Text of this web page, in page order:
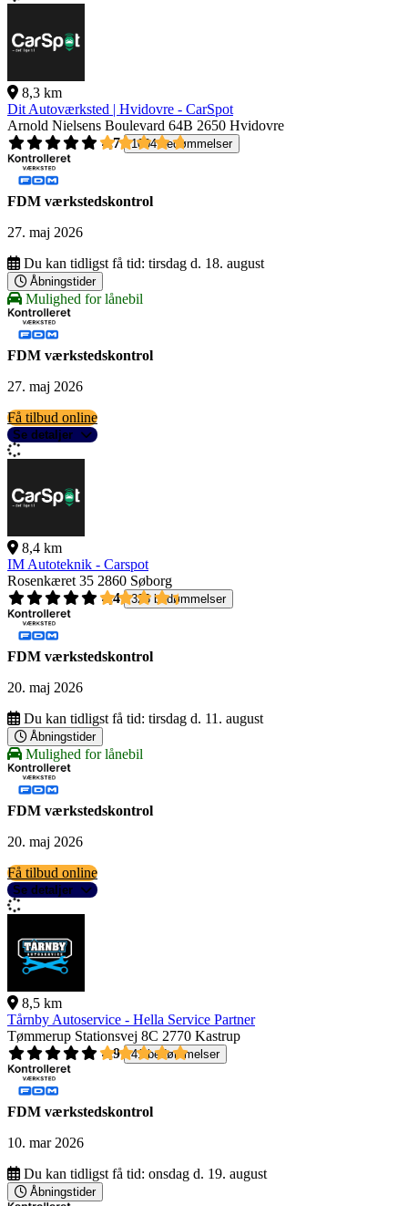
8,3 km
Dit Autoværksted | Hvidovre - CarSpot
Arnold Nielsens Boulevard 64B 2650 Hvidovre
4,7
1004 bedømmelser
FDM værkstedskontrol
27. maj 2026
Du kan tidligst få tid: tirsdag d. 18. august
Åbningstider
Mulighed for lånebil
FDM værkstedskontrol
27. maj 2026
Få tilbud online
Se detaljer
8,4 km
IM Autoteknik - Carspot
Rosenkæret 35 2860 Søborg
4,4
326 bedømmelser
FDM værkstedskontrol
20. maj 2026
Du kan tidligst få tid: tirsdag d. 11. august
Åbningstider
Mulighed for lånebil
FDM værkstedskontrol
20. maj 2026
Få tilbud online
Se detaljer
8,5 km
Tårnby Autoservice - Hella Service Partner
Tømmerup Stationsvej 8C 2770 Kastrup
4,9
41 bedømmelser
FDM værkstedskontrol
10. mar 2026
Du kan tidligst få tid: onsdag d. 19. august
Åbningstider